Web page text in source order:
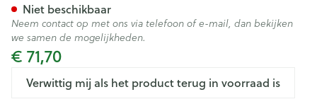
€ 71,70
Verwittig mij als het product terug in voorraad is
Niet beschikbaar
Neem contact op met ons via telefoon of e-mail, dan bekijken
we samen de mogelijkheden.